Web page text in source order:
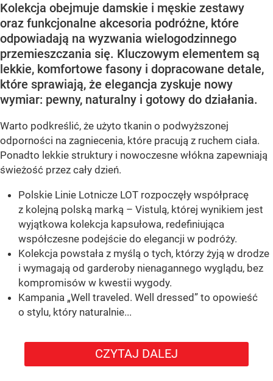
Kolekcja obejmuje damskie i męskie zestawy
oraz funkcjonalne akcesoria podróżne, które
odpowiadają na wyzwania wielogodzinnego
przemieszczania się. Kluczowym elementem są
lekkie, komfortowe fasony i dopracowane detale,
które sprawiają, że elegancja zyskuje nowy
wymiar: pewny, naturalny i gotowy do działania.
Warto podkreślić, że użyto tkanin o podwyższonej
odporności na zagniecenia, które pracują z ruchem ciała.
Ponadto lekkie struktury i nowoczesne włókna zapewniają
świeżość przez cały dzień.
Polskie Linie Lotnicze LOT rozpoczęły współpracę
z kolejną polską marką – Vistulą, której wynikiem jest
wyjątkowa kolekcja kapsułowa, redefiniująca
współczesne podejście do elegancji w podróży.
Kolekcja powstała z myślą o tych, którzy żyją w drodze
i wymagają od garderoby nienagannego wyglądu, bez
kompromisów w kwestii wygody.
Kampania „Well traveled. Well dressed” to opowieść
o stylu, który naturalnie...
CZYTAJ DALEJ